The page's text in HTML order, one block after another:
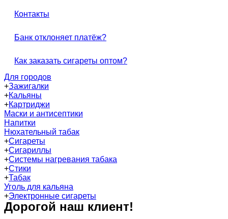
Контакты
Банк отклоняет платёж?
Как заказать сигареты оптом?
Для городов
+Зажигалки
+Кальяны
+Картриджи
Маски и антисептики
Напитки
Нюхательный табак
+Сигареты
+Сигариллы
+Системы нагревания табака
+Стики
+Табак
Уголь для кальяна
+Электронные сигареты
Дорогой наш клиент!